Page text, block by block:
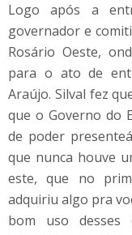
Logo após a
governador e
Rosário Oeste,
para o ato de
Araújo. Silval fez
que o Governo do
de poder
que nunca houve
este, que no
adquiriu algo pra
bom uso desses